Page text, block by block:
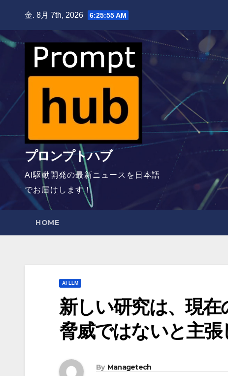
content
金. 8月 7th, 2026 6:25:56 AM
プロンプトハブ
AI駆動開発の最新ニュースを日本語
でお届けします！
HOME
AI LLM
新しい研究は、現
脅威ではないと主
By Managetech